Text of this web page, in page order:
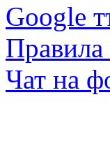
Google
Чат на